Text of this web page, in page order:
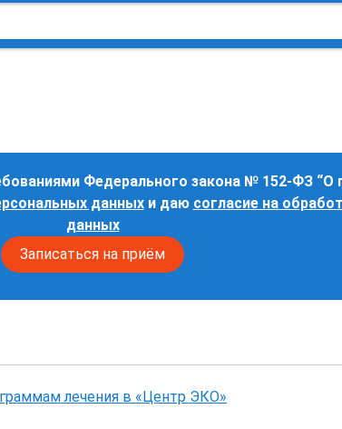
Федерального закона № 152-ФЗ “О
данныхи даю согласие на
данных
лечения в «Центр ЭКО»